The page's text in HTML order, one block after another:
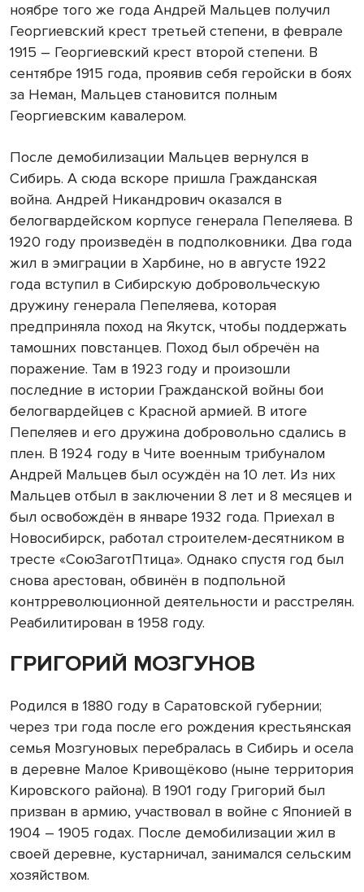
ноябре того же года Андрей Мальцев получил
Георгиевский крест третьей степени, в феврале
1915 – Георгиевский крест второй степени. В
сентябре 1915 года, проявив себя геройски в боях
за Неман, Мальцев становится полным
Георгиевским кавалером.
После демобилизации Мальцев вернулся в
Сибирь. А сюда вскоре пришла Гражданская
война. Андрей Никандрович оказался в
белогвардейском корпусе генерала Пепеляева. В
1920 году произведён в подполковники. Два года
жил в эмиграции в Харбине, но в августе 1922
года вступил в Сибирскую добровольческую
дружину генерала Пепеляева, которая
предприняла поход на Якутск, чтобы поддержать
тамошних повстанцев. Поход был обречён на
поражение. Там в 1923 году и произошли
последние в истории Гражданской войны бои
белогвардейцев с Красной армией. В итоге
Пепеляев и его дружина добровольно сдались в
плен. В 1924 году в Чите военным трибуналом
Андрей Мальцев был осуждён на 10 лет. Из них
Мальцев отбыл в заключении 8 лет и 8 месяцев и
был освобождён в январе 1932 года. Приехал в
Новосибирск, работал строителем-десятником в
тресте «СоюЗаготПтица». Однако спустя год был
снова арестован, обвинён в подпольной
контрреволюционной деятельности и расстрелян.
Реабилитирован в 1958 году.
ГРИГОРИЙ МОЗГУНОВ
Родился в 1880 году в Саратовской губернии;
через три года после его рождения крестьянская
семья Мозгуновых перебралась в Сибирь и осела
в деревне Малое Кривощёково (ныне территория
Кировского района). В 1901 году Григорий был
призван в армию, участвовал в войне с Японией в
1904 – 1905 годах. После демобилизации жил в
своей деревне, кустарничал, занимался сельским
хозяйством.